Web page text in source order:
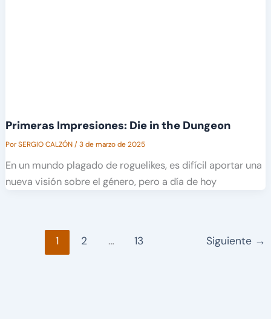
Primeras Impresiones: Die in the Dungeon
PorSERGIO CALZÓN/3 de marzo de 2025
En un mundo plagado de roguelikes, es difícil aportar una
nueva visión sobre el género, pero a día de hoy
1 2 … 13 Siguiente →